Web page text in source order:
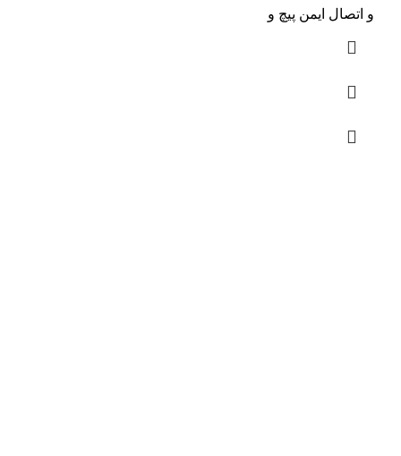
و اتصال ایمن پیچ و